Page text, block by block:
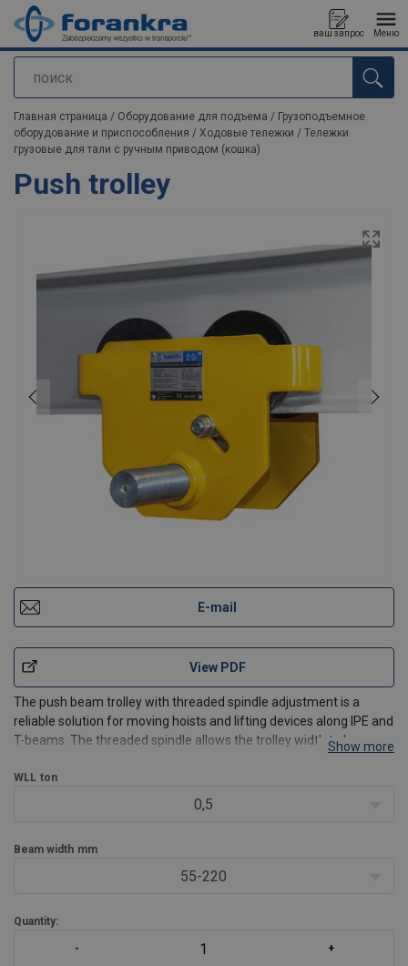
поиск
ваш запрос Меню
Продукт добавлен в ваш запрос
Главная страница / Оборудование для подъема / Грузоподъемное
оборудование и приспособления / Ходовые тележки / Тележки
грузовые для тали с ручным приводом (кошка)
Push trolley
E-mail
View PDF
The push beam trolley with threaded spindle adjustment is a
reliable solution for moving hoists and lifting devices along IPE and
T-beams. The threaded spindle allows the trolley width to be
range of lifting systems. Permanently lu
Show more
WLL ton
0,5
Beam width mm
55-220
Quantity: